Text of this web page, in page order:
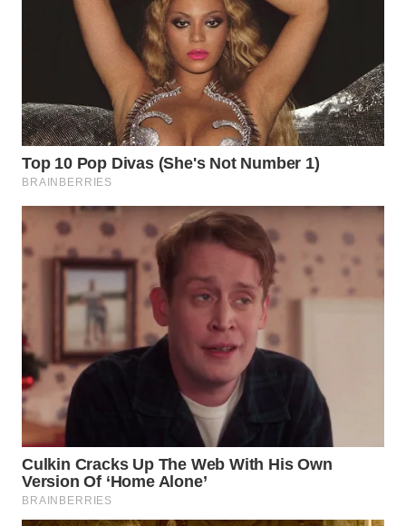
SIMALUNGUN
WN
LABUHANBATU
WN
TAPANULI
TENGAH
WN
TEBING
TINGGI
WN
PAKPAK